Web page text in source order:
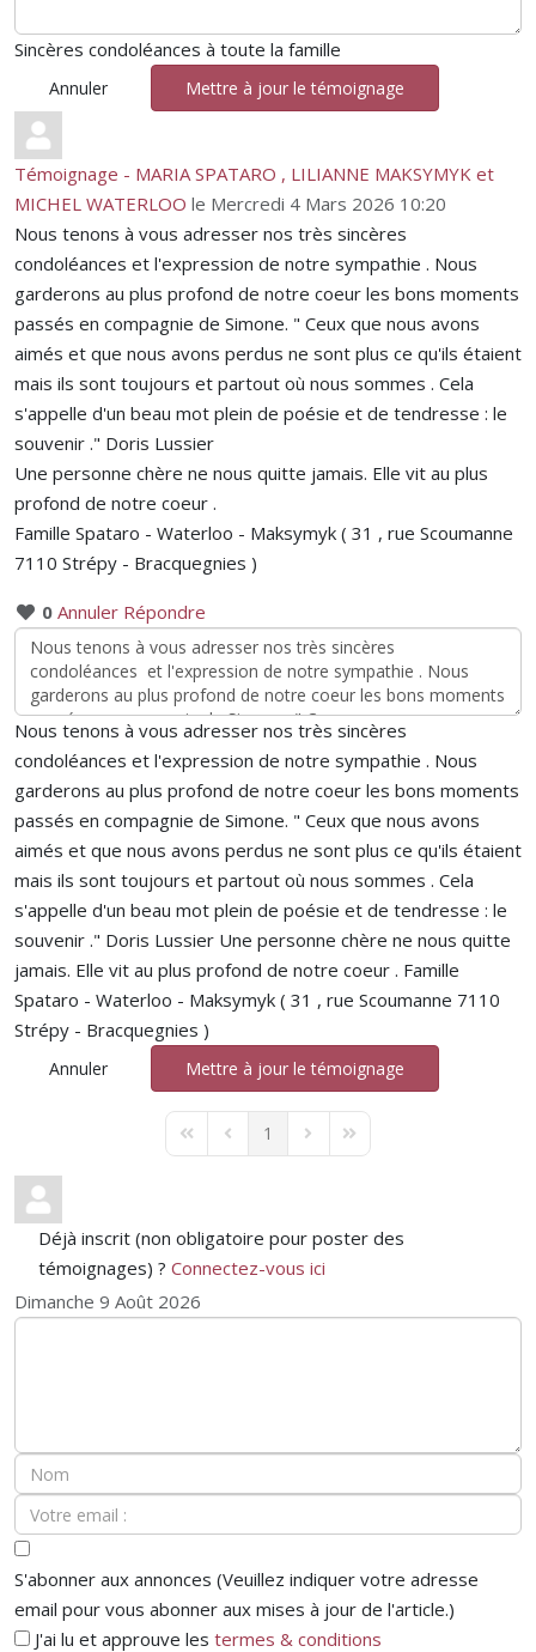
Sincères condoléances à toute la famille
Annuler Mettre à jour le témoignage
Témoignage - MARIA SPATARO , LILIANNE MAKSYMYK et
MICHEL WATERLOO le Mercredi 4 Mars 2026 10:20
Nous tenons à vous adresser nos très sincères
condoléances et l'expression de notre sympathie . Nous
garderons au plus profond de notre coeur les bons moments
passés en compagnie de Simone. " Ceux que nous avons
aimés et que nous avons perdus ne sont plus ce qu'ils étaient
mais ils sont toujours et partout où nous sommes . Cela
s'appelle d'un beau mot plein de poésie et de tendresse : le
souvenir ." Doris Lussier
Une personne chère ne nous quitte jamais. Elle vit au plus
profond de notre coeur .
Famille Spataro - Waterloo - Maksymyk ( 31 , rue Scoumanne
7110 Strépy - Bracquegnies )
0 Annuler Répondre
Nous tenons à vous adresser nos très sincères
condoléances et l'expression de notre sympathie . Nous
garderons au plus profond de notre coeur les bons moments
passés en compagnie de Simone. " Ceux que nous avons
aimés et que nous avons perdus ne sont plus ce qu'ils étaient
mais ils sont toujours et partout où nous sommes . Cela
s'appelle d'un beau mot plein de poésie et de tendresse : le
souvenir ." Doris Lussier Une personne chère ne nous quitte
jamais. Elle vit au plus profond de notre coeur . Famille
Spataro - Waterloo - Maksymyk ( 31 , rue Scoumanne 7110
Strépy - Bracquegnies )
Annuler Mettre à jour le témoignage
First PagePrevious Page
1 Next PageLast Page
Déjà inscrit (non obligatoire pour poster des
témoignages) ? Connectez-vous ici
Dimanche 9 Août 2026
S'abonner aux annonces (Veuillez indiquer votre adresse
email pour vous abonner aux mises à jour de l'article.)
J'ai lu et approuve les termes & conditions